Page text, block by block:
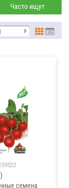
Часто ищут
семена